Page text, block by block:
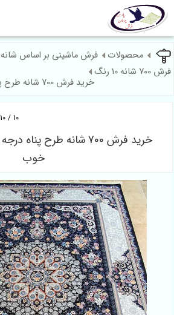
محصولات فرش ماشینی بر اساس شانه
فرش 700 شانه 10 رنگ
خرید فرش 700 شانه طرح پناه درجه یک – فرش ...
خرید فرش 700 شانه طرح
خوب
10 / 10